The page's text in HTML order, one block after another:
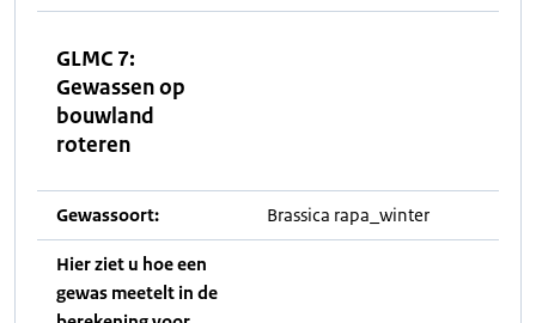
GLMC 7:
Gewassen op
bouwland
roteren
Gewassoort: Brassica rapa_winter
Hier ziet u hoe een
gewas meetelt in de